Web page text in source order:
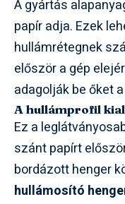
A gyártás
papír adja. Ezek
hullámrétegnek
először a gép
adagolják be őket
A hullámprofil
Ez a
szánt papírt
bordázott henger
hullámosító